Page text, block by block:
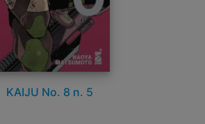
KAIJU No. 8 n. 5